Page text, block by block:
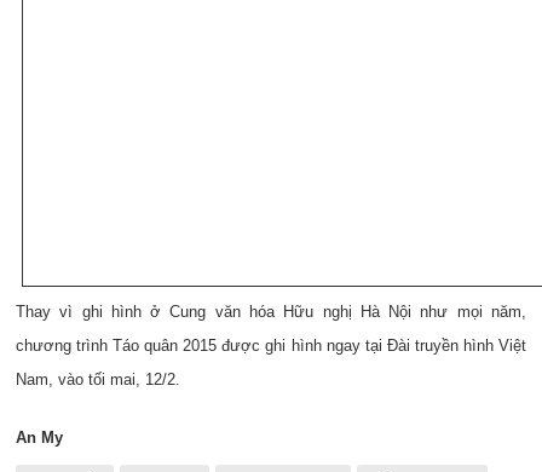
Thay vì ghi hình ở Cung văn hóa Hữu nghị Hà Nội như mọi năm,
chương trình Táo quân 2015 được ghi hình ngay tại Đài truyền hình Việt
Nam, vào tối mai, 12/2.
An My